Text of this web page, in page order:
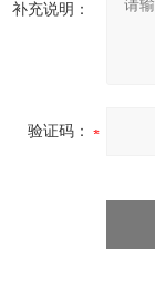
补充说明：
验证码：